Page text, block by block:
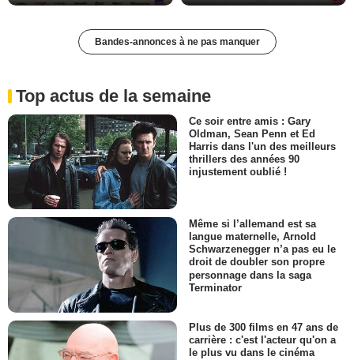
Bandes-annonces à ne pas manquer
Top actus de la semaine
Ce soir entre amis : Gary
Oldman, Sean Penn et Ed
Harris dans l'un des meilleurs
thrillers des années 90
injustement oublié !
Même si l’allemand est sa
langue maternelle, Arnold
Schwarzenegger n’a pas eu le
droit de doubler son propre
personnage dans la saga
Terminator
Plus de 300 films en 47 ans de
carrière : c'est l'acteur qu'on a
le plus vu dans le cinéma